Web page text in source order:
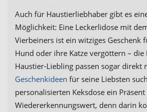
Auch für Haustierliebhaber gibt es
Möglichkeit: Eine Leckerlidose mit
Vierbeiners ist ein witziges Geschenk
Hund oder ihre Katze vergöttern – die
Haustier-Liebling passen sogar direkt
Geschenkideen für seine Liebsten
personalisierten Keksdose ein
Wiedererkennungswert, denn darin